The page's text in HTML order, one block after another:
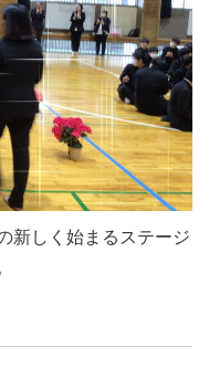
新しく始まるステージ